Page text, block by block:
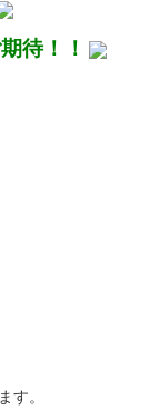
待！！
す。